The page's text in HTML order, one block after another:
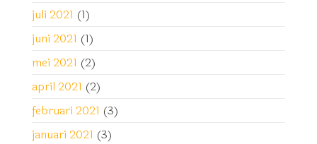
juli 2021 (1)
juni 2021 (1)
mei 2021 (2)
april 2021 (2)
februari 2021 (3)
januari 2021 (3)